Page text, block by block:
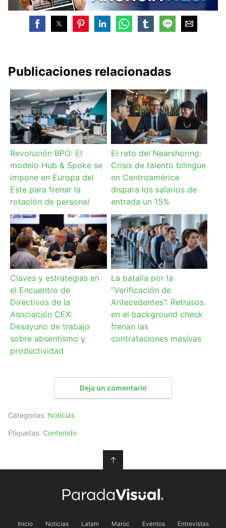
Publicaciones relacionadas
Revolución BPO: El
modelo Hub & Spoke se
impone en Europa del
Este para frenar la
rotación de personal
El reto del Nearshoring:
Crisis de talento bilingüe
en Centroamérica
dispara los salarios de
entrada un 15%
Claves y estrategias en
el Encuentro de
Directivos de la
Asociación CEX:
Desayuno de trabajo
sobre absentismo y
productividad
La batalla por la
“Verificación de
Antecedentes”: Retrasos
en el background check
frenan las
contrataciones masivas
Deja un comentario
Categorías: Noticias
Etiquetas: Contenido
↑
Inicio Noticias Latam Maroc Eventos
Entrevistas